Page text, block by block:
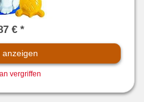
€ *
anzeigen
vergriffen